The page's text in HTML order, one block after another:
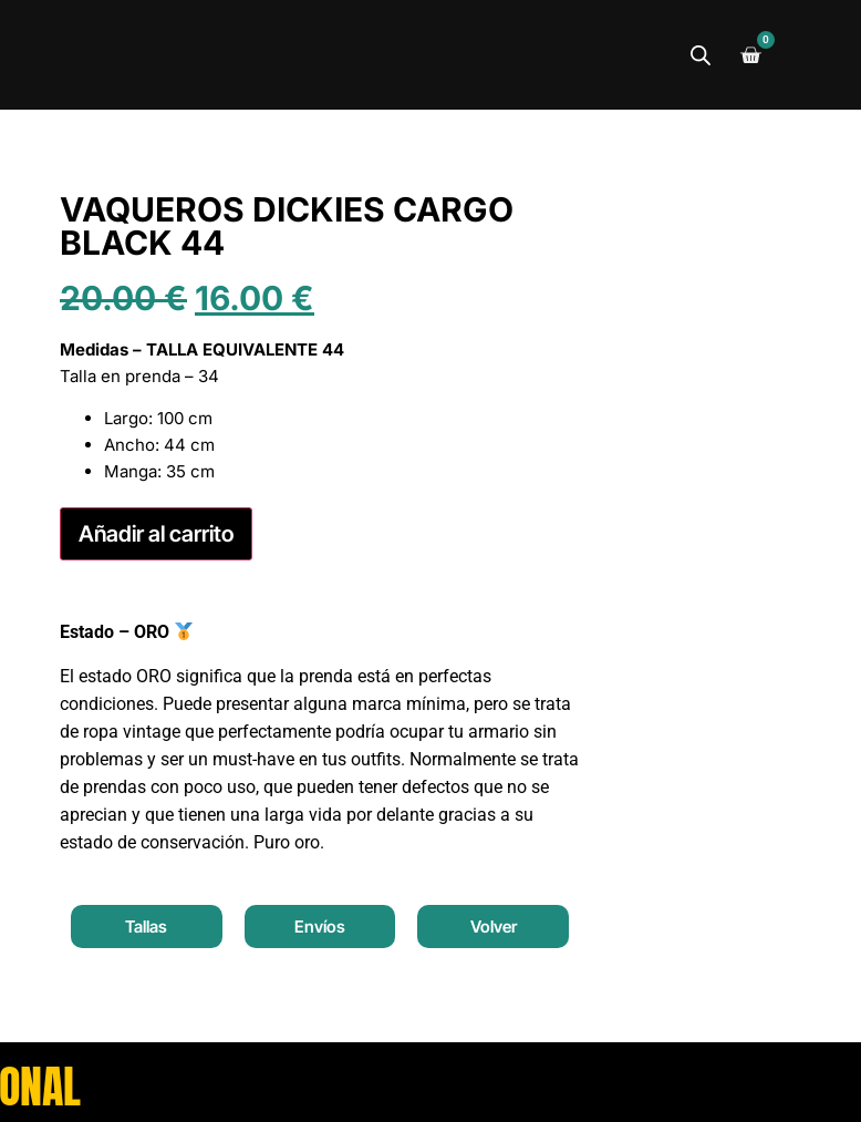
0
VAQUEROS DICKIES CARGO
BLACK 44
20.00€ 16.00 €
Medidas – TALLA EQUIVALENTE 44
Talla en prenda – 34
Largo: 100 cm
Ancho: 44 cm
Manga: 35 cm
Añadir al carrito
Estado – ORO
El estado ORO significa que la prenda está en perfectas
condiciones. Puede presentar alguna marca mínima, pero se trata
de ropa vintage que perfectamente podría ocupar tu armario sin
problemas y ser un must-have en tus outfits. Normalmente se trata
de prendas con poco uso, que pueden tener defectos que no se
aprecian y que tienen una larga vida por delante gracias a su
estado de conservación. Puro oro.
Tallas Envíos Volver